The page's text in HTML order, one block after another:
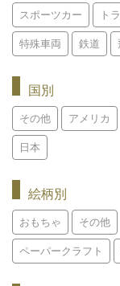
スポーツカー ト
特殊車両 鉄道
国別
その他 アメリカ
日本
絵柄別
おもちゃ その他
ペーパークラフト